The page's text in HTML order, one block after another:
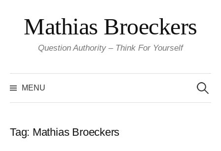
content
Mathias Broeckers
Question Authority – Think For Yourself
MENU
for:
Tag: Mathias Broeckers